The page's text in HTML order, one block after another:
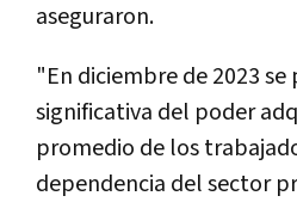
aseguraron.
"En diciembre de 2023
significativa del poder
promedio de los
dependencia del sector